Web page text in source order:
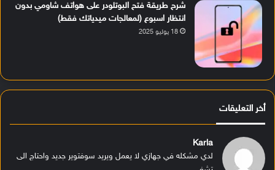
شرح طريقة فتح البوتلودر على هواتف شاومي بدون
انتظار اسبوع (لمعالجات ميدياتك فقط)
18 يوليو 2025
أخر التعليقات
Karla
لدي مشكله في جهازي لا يعمل ويريد سوفتوير جديد واحتاج الى